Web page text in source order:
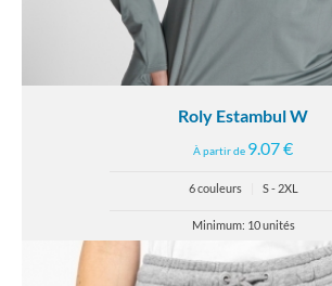
Roly Estambul W
À partir de 9.07 €
6 couleurs S - 2XL
Minimum: 10 unités